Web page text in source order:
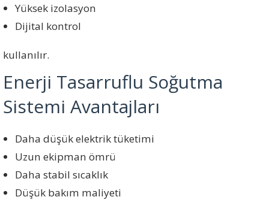
Yüksek izolasyon
Dijital kontrol
kullanılır.
Enerji Tasarruflu Soğutma
Sistemi Avantajları
Daha düşük elektrik tüketimi
Uzun ekipman ömrü
Daha stabil sıcaklık
Düşük bakım maliyeti